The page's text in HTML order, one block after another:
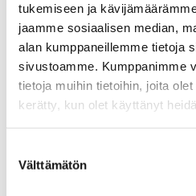
tukemiseen ja
jaamme sosiaalisen median,
alan kumppaneillemme tietoja
sivustoamme. Kumppanimme
tietoja muihin tietoihin, joita
kerätty, kun olet käyttänyt
valinta
Välttämätön